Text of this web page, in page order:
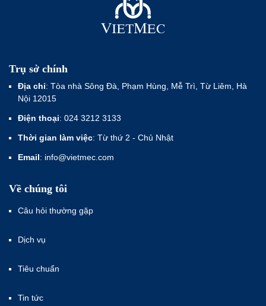
Trụ sở chính
Địa chỉ: Tòa nhà Sông Đà, Phạm Hùng, Mễ Trì, Từ Liêm, Hà
Nội 12015
Điện thoại: 024 3212 3133
Thời gian làm việc: Từ thứ 2 - Chủ Nhật
Email: info@vietmec.com
Về chúng tôi
Câu hỏi thường gặp
Dịch vụ
Tiêu chuẩn
Tin tức